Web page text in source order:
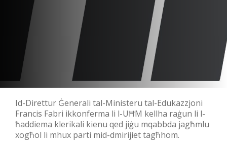
Id-Direttur Ġenerali tal-Ministeru tal-Edukazzjoni
Francis Fabri ikkonferma li l-UĦM kellha raġun li l-
ħaddiema klerikali kienu qed jiġu mqabbda jagħmlu
xogħol li mhux parti mid-dmirijiet tagħhom.